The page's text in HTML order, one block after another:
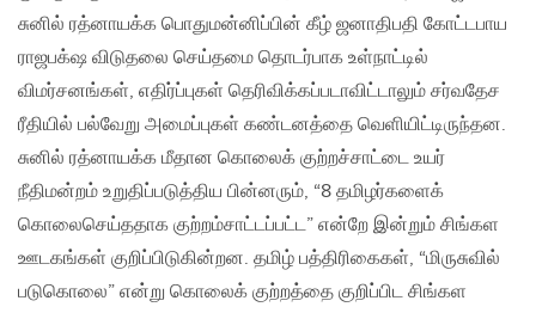
சுனில் ரத்னாயக்க பொதுமன்னிப்பின் கீழ் ஜனாதிபதி கோட்டபாய
ராஜபக்‌ஷ விடுதலை செய்தமை தொடர்பாக உள்நாட்டில்
விமர்சனங்கள், எதிர்ப்புகள் தெரிவிக்கப்படாவிட்டாலும் சர்வதேச
ரீதியில் பல்வேறு அமைப்புகள் கண்டனத்தை வெளியிட்டிருந்தன.
சுனில் ரத்னாயக்க மீதான கொலைக் குற்றச்சாட்டை உயர்
நீதிமன்றம் உறுதிப்படுத்திய பின்னரும், “8 தமிழர்களைக்
கொலைசெய்ததாக குற்றம்சாட்டப்பட்ட” என்றே இன்றும் சிங்கள
ஊடகங்கள் குறிப்பிடுகின்றன. தமிழ் பத்திரிகைகள், “மிருசுவில்
படுகொலை” என்று கொலைக் குற்றத்தை குறிப்பிட சிங்கள